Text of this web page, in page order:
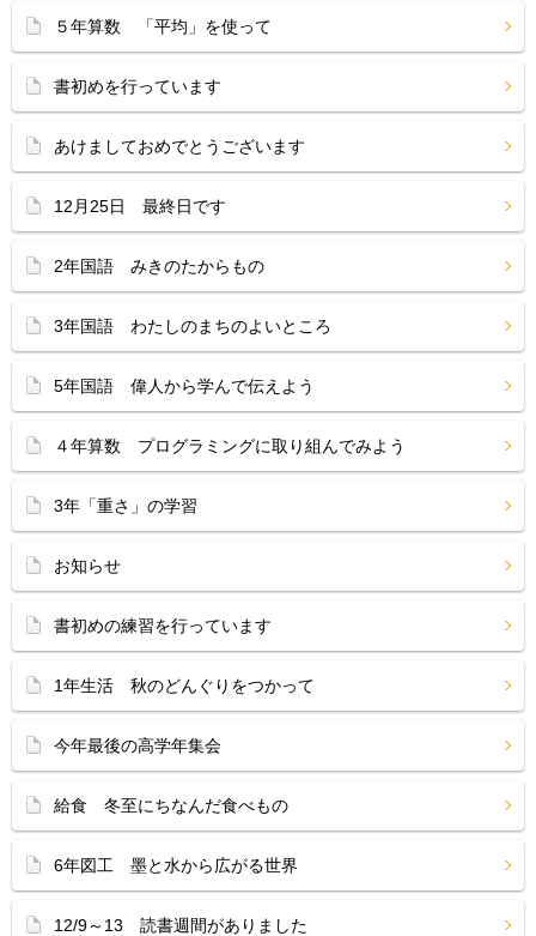
５年算数 「平均」を使って
書初めを行っています
あけましておめでとうございます
12月25日 最終日です
2年国語 みきのたからもの
3年国語 わたしのまちのよいところ
5年国語 偉人から学んで伝えよう
４年算数 プログラミングに取り組んでみよう
3年「重さ」の学習
お知らせ
書初めの練習を行っています
1年生活 秋のどんぐりをつかって
今年最後の高学年集会
給食 冬至にちなんだ食べもの
6年図工 墨と水から広がる世界
12/9～13 読書週間がありました